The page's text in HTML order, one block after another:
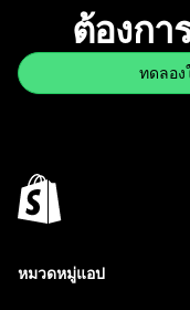
ต้องกา
ทดลอ
หมวดหมู่แอป